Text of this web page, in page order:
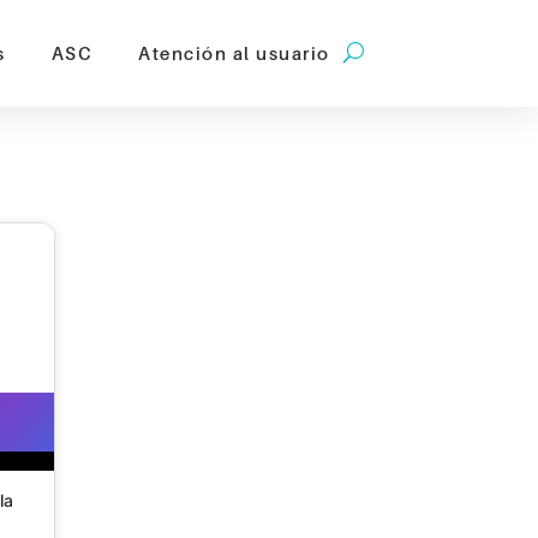
ASC Atención al usuario